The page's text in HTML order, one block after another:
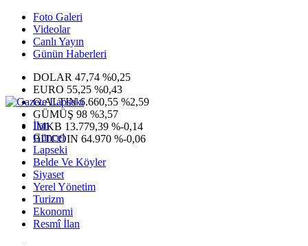
Foto Galeri
Videolar
Canlı Yayın
Günün Haberleri
DOLAR 47,74 %0,25
EURO 55,25 %0,43
G.ALTIN6.660,55 %2,59
GÜMÜŞ 98 %3,57
IMKB 13.779,39 %-0,14
BITCOIN 64.970 %-0,06
İlan
Güncel
Lapseki
Belde Ve Köyler
Siyaset
Yerel Yönetim
Turizm
Ekonomi
Resmî İlan